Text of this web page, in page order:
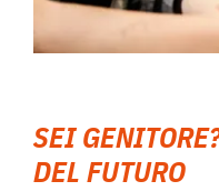
SEI
DEL FUTURO